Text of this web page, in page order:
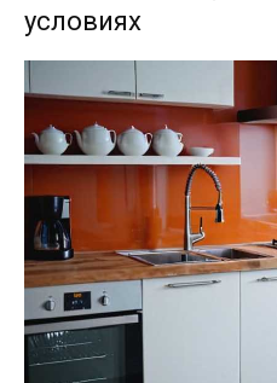
условиях